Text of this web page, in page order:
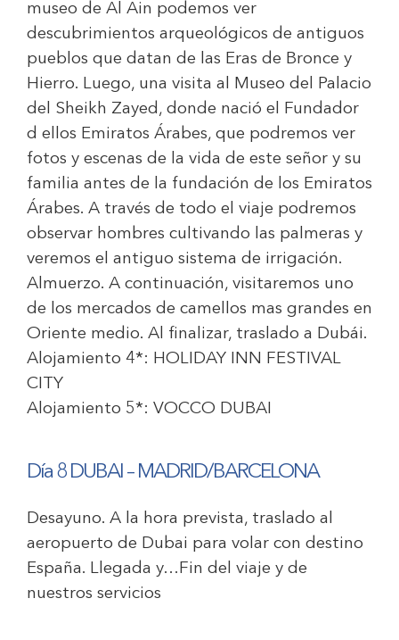
museo de Al Ain podemos ver
descubrimientos arqueológicos de antiguos
pueblos que datan de las Eras de Bronce y
Hierro. Luego, una visita al Museo del Palacio
del Sheikh Zayed, donde nació el Fundador
d ellos Emiratos Árabes, que podremos ver
fotos y escenas de la vida de este señor y su
familia antes de la fundación de los Emiratos
Árabes. A través de todo el viaje podremos
observar hombres cultivando las palmeras y
veremos el antiguo sistema de irrigación.
Almuerzo. A continuación, visitaremos uno
de los mercados de camellos mas grandes en
Oriente medio. Al finalizar, traslado a Dubái.
Alojamiento 4*: HOLIDAY INN FESTIVAL
CITY
Alojamiento 5*: VOCCO DUBAI
Día 8 DUBAI – MADRID/BARCELONA
Desayuno. A la hora prevista, traslado al
aeropuerto de Dubai para volar con destino
España. Llegada y…Fin del viaje y de
nuestros servicios